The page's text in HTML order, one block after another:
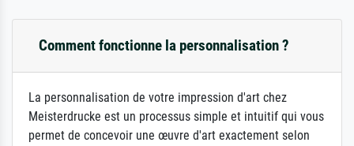
Comment fonctionne la personnalisation ?
La personnalisation de votre impression d'art chez
Meisterdrucke est un processus simple et intuitif qui vous
permet de concevoir une œuvre d'art exactement selon